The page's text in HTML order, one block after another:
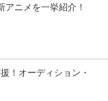
アニメを一挙紹介！
！オーディション・